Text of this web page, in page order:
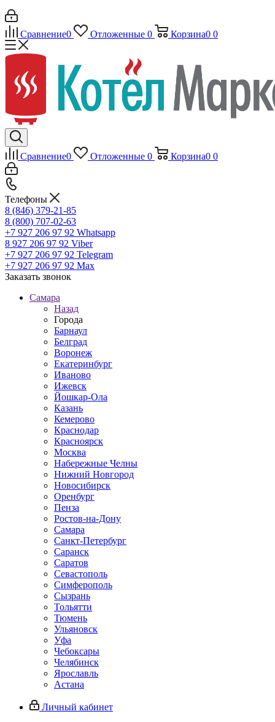
Сравнение0 Отложенные 0 Корзина0 0
Сравнение0 Отложенные 0 Корзина0 0
Телефоны
8 (846) 379-21-85
8 (800) 707-02-63
+7 927 206 97 92 Whatsapp
8 927 206 97 92 Viber
+7 927 206 97 92 Telegram
+7 927 206 97 92 Max
Заказать звонок
Самара
Назад
Города
Барнаул
Белград
Воронеж
Екатеринбург
Иваново
Ижевск
Йошкар-Ола
Казань
Кемерово
Краснодар
Красноярск
Москва
Набережные Челны
Нижний Новгород
Новосибирск
Оренбург
Пенза
Ростов-на-Дону
Самара
Санкт-Петербург
Саранск
Саратов
Севастополь
Симферополь
Сызрань
Тольятти
Тюмень
Ульяновск
Уфа
Чебоксары
Челябинск
Ярославль
Астана
Личный кабинет